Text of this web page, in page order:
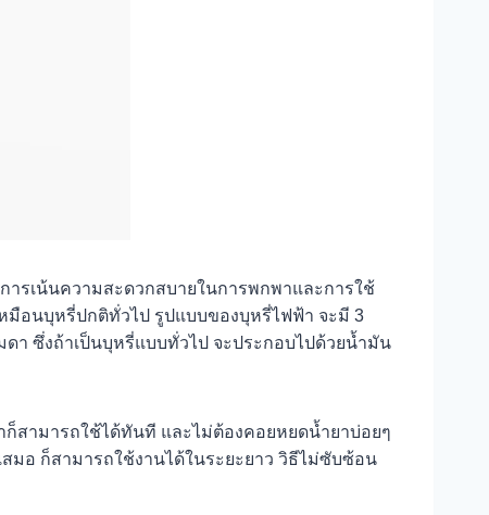
รเน้นความสะดวกสบายในการพกพาและการใช้
มือนบุหรี่ปกติทั่วไป รูปแบบของบุหรี่ไฟฟ้า จะมี 3
ดา ซึ่งถ้าเป็นบุหรี่แบบทั่วไป จะประกอบไปด้วยน้ำมัน
ก็สามารถใช้ได้ทันที และไม่ต้องคอยหยดน้ำยาบ่อยๆ
มอ ก็สามารถใช้งานได้ในระยะยาว วิธีไม่ซับซ้อน